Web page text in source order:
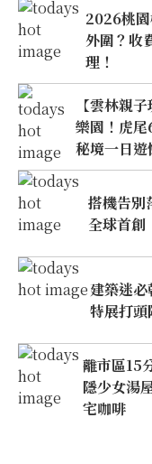
2026桃
外圍？收
理！
【雲林親
樂園！虎
秘境一日遊
搭機告別
全球首
建築迷
特展打
離市區15
隱少女湯
宅咖啡